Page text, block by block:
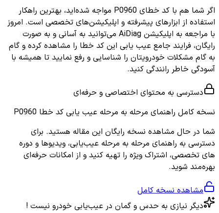
اگر شما هم با کد خطای P0960 مواجه شده‌اید، بهترین راهکار
استفاده از ابزارهای پیشرفته و اپلیکیشن‌های تخصصی است. امروز
با مراجعه به اپلیکیشن AiDiag می‌توانید به آسانی و به صورت
رایگان، فرایند جامع عیب یابی این کد خطا را مشاهده کرده و گام
به گام مشکلات خودرویتان را شناسایی و رفع نمایید تا همیشه با
آسودگی خاطر رانندگی کنید.
دسترسی به محتوای اختصاصی و حرفه‌ای
نسخه کامل راهنمای مرحله به مرحله عیب یابی کد خطا P0960
شما در حال مشاهده نسخه رایگان این مقاله هستید. برای
دسترسی به راهنمای مرحله به مرحله عیب‌یابی، ویدیوها و دوره
های تخصصی، اشتراک ویژه را تهیه کنید و از امکانات حرفه‌ای
بهره‌مند شوید.
مشاهده نسخه کامل
دیگر نیازی به حدس و گمان در عیب‌یابی خودرو نیست !